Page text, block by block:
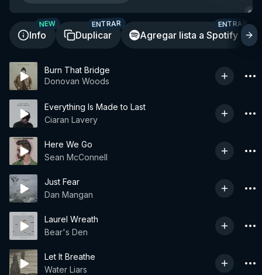
Info
NEW
Duplicar
ENTRAR
Agregar lista a Spotify
ENTRAR
Burn That Bridge
Donovan Woods
Everything Is Made to Last
Ciaran Lavery
Here We Go
Sean McConnell
Just Fear
Dan Mangan
Laurel Wreath
Bear's Den
Let It Breathe
Water Liars